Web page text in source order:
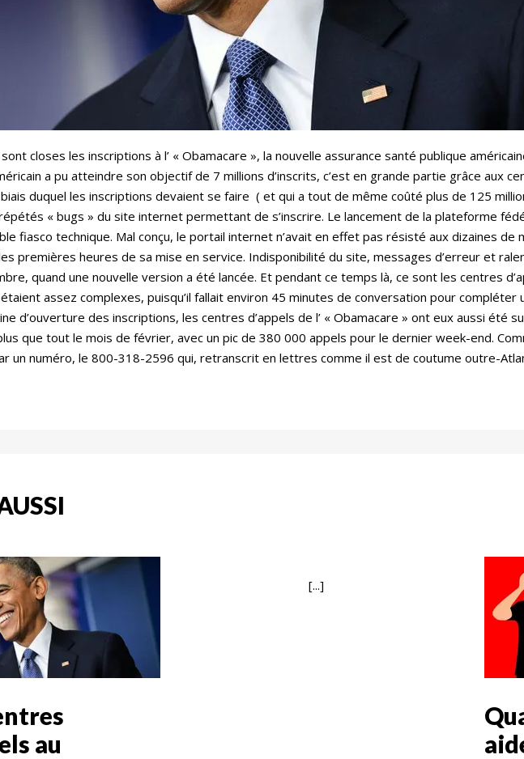
closes les inscriptions à l’ « Obamacare », la nouvelle assurance santé publique
a pu atteindre son objectif de 7 millions d’inscrits, c’est en grande partie grâce aux
duquel les inscriptions devaient se faire ( et qui a tout de même coûté plus de 125
« bugs » du site internet permettant de s’inscrire. Le lancement de la plateforme
fiasco technique. Mal conçu, le portail internet n’avait en effet pas résisté aux dizaines de
premières heures de sa mise en service. Indisponibilité du site, messages d’erreur et
quand une nouvelle version a été lancée. Et pendant ce temps là, ce sont les centres
assez complexes, puisqu’il fallait environ 45 minutes de conversation pour compléter
d’ouverture des inscriptions, les centres d’appels de l’ « Obamacare » ont eux aussi été
que tout le mois de février, avec un pic de 380 000 appels pour le dernier week-end.
un numéro, le 800-318-2596 qui, retranscrit en lettres comme il est de coutume outre-
au
[...]